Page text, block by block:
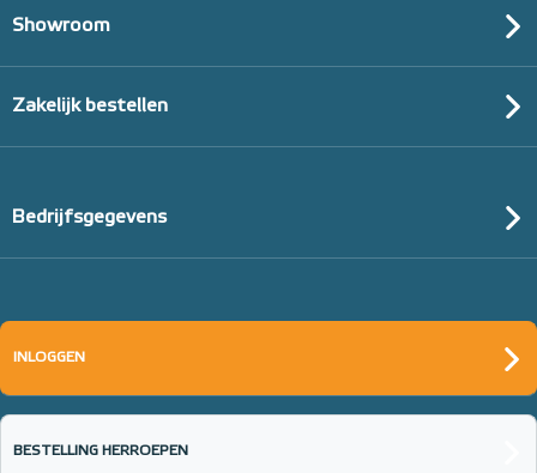
Showroom
Zakelijk bestellen
Bedrijfsgegevens
INLOGGEN
BESTELLING HERROEPEN